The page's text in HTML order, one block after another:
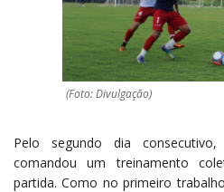
(Foto: Divulgação)
Pelo segundo dia
comandou um treinamento
partida. Como no primeiro